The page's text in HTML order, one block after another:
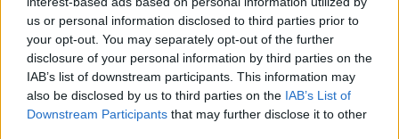
us or personal information disclosed to third parties prior to
your opt-out. You may separately opt-out of the further
disclosure of your personal information by third parties on the
IAB’s list of downstream participants. This information may
also be disclosed by us to third parties on the IAB’s List of
Downstream Participants that may further disclose it to other
Zusammenarbeit sowohl im Umfang als auch in der Tiefe
zunahm. Anders als in der Vergangenheit, als Sightseeing im
Vordergrund stand, dehnt sich der Austausch nun auf
speziellere Bereiche wie Technologie und Kultur aus, was ein
wachsendes Verständnis der ungarischen Öffentlichkeit für
China und eine Ausweitung ihrer Interessen widerspiegelt.